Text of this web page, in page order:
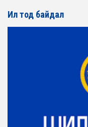
Ил тод байдал